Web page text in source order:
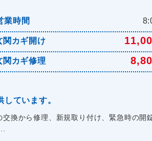
業時間
関カギ開け
関カギ修理
ています。
換から修理、新規取り付け、緊急時の開